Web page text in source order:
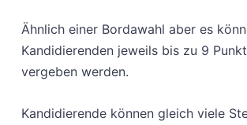
Ähnlich einer Bordawahl aber es
Kandidierenden jeweils bis zu 9
vergeben werden.
Kandidierende können gleich viele